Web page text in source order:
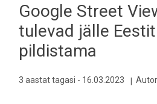
Google Street
tulevad jälle
pildistama
3 aastat tagasi - 16.03.2023